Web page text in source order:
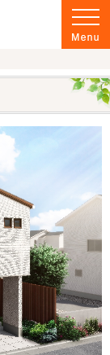
ら当社へ。
会社なら森の家